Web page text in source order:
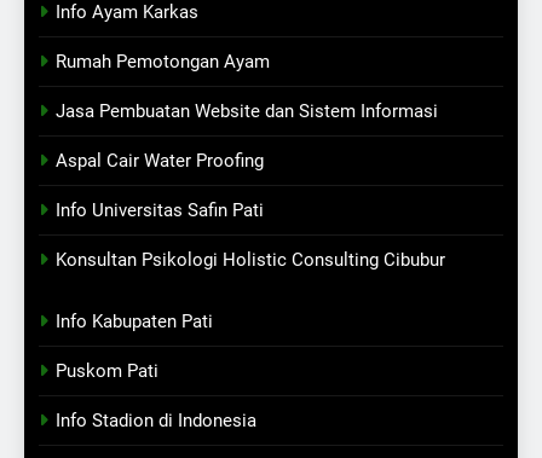
Info Ayam Karkas
Rumah Pemotongan Ayam
Jasa Pembuatan Website dan Sistem Informasi
Aspal Cair Water Proofing
Info Universitas Safin Pati
Konsultan Psikologi Holistic Consulting Cibubur
Info Kabupaten Pati
Puskom Pati
Info Stadion di Indonesia